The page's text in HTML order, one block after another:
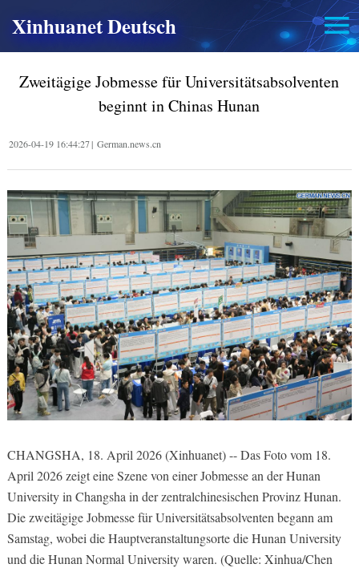
Xinhuanet Deutsch
Zweitägige Jobmesse für Universitätsabsolventen
beginnt in Chinas Hunan
2026-04-19 16:44:27| German.news.cn
CHANGSHA, 18. April 2026 (Xinhuanet) -- Das Foto vom 18.
April 2026 zeigt eine Szene von einer Jobmesse an der Hunan
University in Changsha in der zentralchinesischen Provinz Hunan.
Die zweitägige Jobmesse für Universitätsabsolventen begann am
Samstag, wobei die Hauptveranstaltungsorte die Hunan University
und die Hunan Normal University waren. (Quelle: Xinhua/Chen